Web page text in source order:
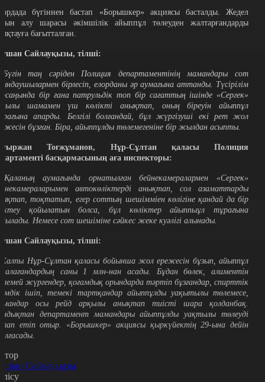
бүгіннен бастап «Борышкер» акциясы басталды. Жедел
алу шарасы әкімшілік айыппұл төлеуден жалтарғандарды
бағытталған.
Сайлауқызы, тілші:
таң сәріден Полиция департаментінің мамандары сот
бірлесіп, елорданы әр аумағына аттанды. Түсірілім
бір ғана патрульдік топ бір сағаттың ішінде «Сергек»
шамамен үш көлікті анықтап, оның біреуін айыппұл
апарды. Белгілі болғандай, бұл жүргізуші екі рет жол
бұзған. Біра, айыппұлды төлемегеніне бір жылдан асыпты.
Тоғжұманов, Нұр-Сұлтан қаласы Полиция
басқармасының аға инспекторы:
аумағында орнатылған бейнекамералармен «Сергек»
автокөліктерді анықтап, сол азаматтарды
тоқтатып, егер соттың шешімміен көлігіне қандай да бір
қойылатын болса, бұл көліктер айыппыұл тұрағына
Немесе сот шешіміне сәйкес жеке куәлігі алынады.
Сайлауқызы, тілші:
Нұр-Сұлтан қаласы бойынша жол ережесін бұзып, айыппұл
саны 1 млн-нан асады. Бұдан бөлек, алиментін
жүргендер, қоғамдық орындарда тәртіп бұзғандар, спирттік
ішіп, темекі тартқандар айыппұлды уақытылы төлемесе,
осы рейд арқылы анықтап тиісті шара қолданбақ.
департамент мамандары айыппұлды уақтылы төлеуді
етіп отыр. «Борышкер» акциясы қыркүйектің 29-ына дейін
Сайлауқызы